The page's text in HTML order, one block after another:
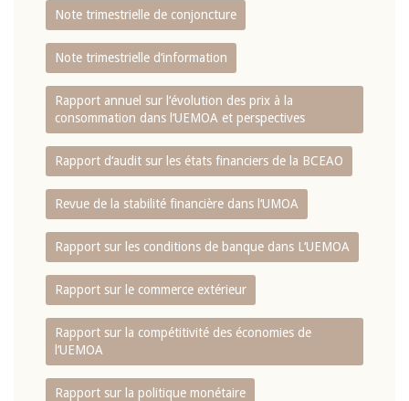
Note trimestrielle de conjoncture
Note trimestrielle d‘information
Rapport annuel sur l‘évolution des prix à la
consommation dans l‘UEMOA et perspectives
Rapport d‘audit sur les états financiers de la BCEAO
Revue de la stabilité financière dans l‘UMOA
Rapport sur les conditions de banque dans L‘UEMOA
Rapport sur le commerce extérieur
Rapport sur la compétitivité des économies de
l‘UEMOA
Rapport sur la politique monétaire